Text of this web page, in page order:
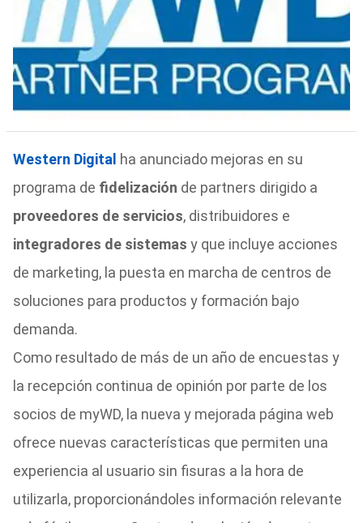
Western Digital ha anunciado mejoras en su
programa de fidelización de partners dirigido a
proveedores de servicios, distribuidores e
integradores de sistemas y que incluye acciones
de marketing, la puesta en marcha de centros de
soluciones para productos y formación bajo
demanda.
Como resultado de más de un año de encuestas y
la recepción continua de opinión por parte de los
socios de myWD, la nueva y mejorada página web
ofrece nuevas características que permiten una
experiencia al usuario sin fisuras a la hora de
utilizarla, proporcionándoles información relevante